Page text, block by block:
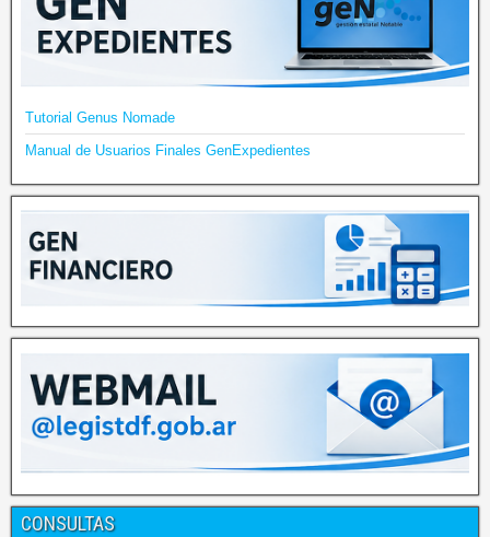
Tutorial Genus Nomade
Manual de Usuarios Finales GenExpedientes
CONSULTAS